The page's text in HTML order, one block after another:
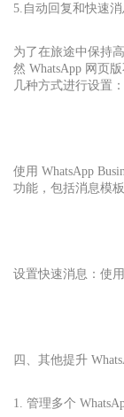
5.自动回复和快速消
为了在旅途中保持
然 WhatsApp 网页
几种方式进行设置：
使用 WhatsApp
功能，包括消息模
设置快速消息：使
四、其他提升
1. 管理多个